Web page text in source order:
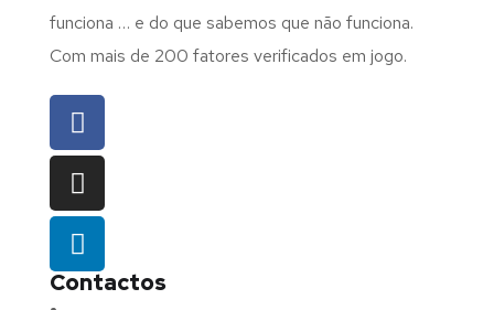
funciona … e do que sabemos que não funciona.
Com mais de 200 fatores verificados em jogo.
Contactos